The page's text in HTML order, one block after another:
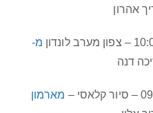
אהרון
מ-
דנה
מארמון